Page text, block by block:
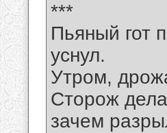
***
Пьяный гот
уснул.
Утром,
Сторож
зачем